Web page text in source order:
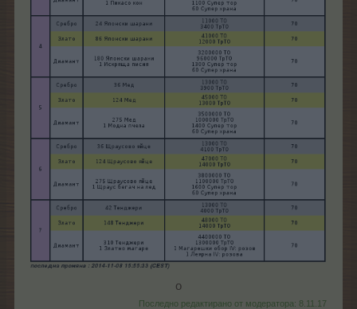
о​
Последно редактирано от модератора: 8.11.17